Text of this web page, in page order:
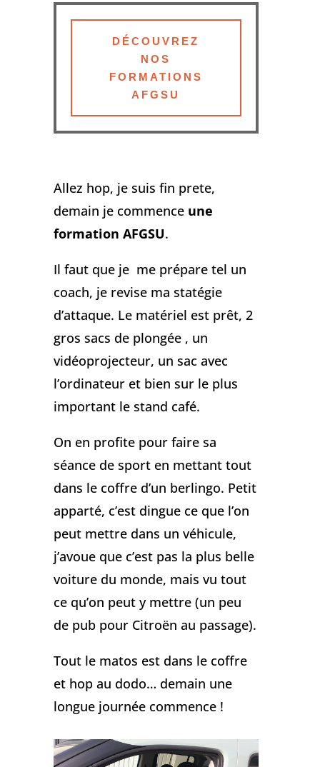
DÉCOUVREZ
NOS
FORMATIONS
AFGSU
Allez hop, je suis fin prete,
demain je commence une
formation AFGSU.
Il faut que je me prépare tel un
coach, je revise ma statégie
d’attaque. Le matériel est prêt, 2
gros sacs de plongée , un
vidéoprojecteur, un sac avec
l’ordinateur et bien sur le plus
important le stand café.
On en profite pour faire sa
séance de sport en mettant tout
dans le coffre d’un berlingo. Petit
apparté, c’est dingue ce que l’on
peut mettre dans un véhicule,
j’avoue que c’est pas la plus belle
voiture du monde, mais vu tout
ce qu’on peut y mettre (un peu
de pub pour Citroën au passage).
Tout le matos est dans le coffre
et hop au dodo… demain une
longue journée commence !